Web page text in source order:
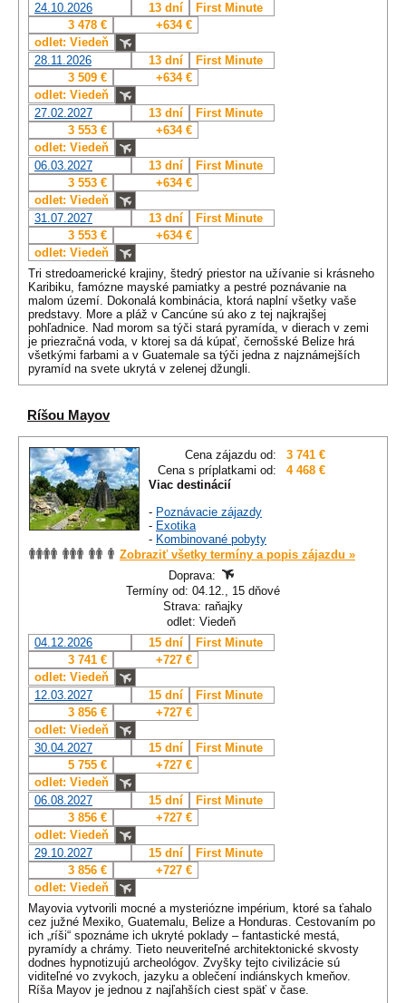
24.10.2026
13 dní
First Minute
3 478 €
+634 €
odlet: Viedeň
28.11.2026
13 dní
First Minute
3 509 €
+634 €
odlet: Viedeň
27.02.2027
13 dní
First Minute
3 553 €
+634 €
odlet: Viedeň
06.03.2027
13 dní
First Minute
3 553 €
+634 €
odlet: Viedeň
31.07.2027
13 dní
First Minute
3 553 €
+634 €
odlet: Viedeň
Tri stredoamerické krajiny, štedrý priestor na užívanie si krásneho
Karibiku, famózne mayské pamiatky a pestré poznávanie na
malom území. Dokonalá kombinácia, ktorá naplní všetky vaše
predstavy. More a pláž v Cancúne sú ako z tej najkrajšej
pohľadnice. Nad morom sa týči stará pyramída, v dierach v zemi
je priezračná voda, v ktorej sa dá kúpať, černošské Belize hrá
všetkými farbami a v Guatemale sa týči jedna z najznámejších
pyramíd na svete ukrytá v zelenej džungli.
Ríšou Mayov
Cena zájazdu od:
3 741 €
Cena s príplatkami od:
4 468 €
Viac destinácií
- Poznávacie zájazdy
- Exotika
- Kombinované pobyty
Zobraziť všetky termíny a popis zájazdu »
Doprava:
Termíny od: 04.12., 15 dňové
Strava: raňajky
odlet: Viedeň
04.12.2026
15 dní
First Minute
3 741 €
+727 €
odlet: Viedeň
12.03.2027
15 dní
First Minute
3 856 €
+727 €
odlet: Viedeň
30.04.2027
15 dní
First Minute
5 755 €
+727 €
odlet: Viedeň
06.08.2027
15 dní
First Minute
3 856 €
+727 €
odlet: Viedeň
29.10.2027
15 dní
First Minute
3 856 €
+727 €
odlet: Viedeň
Mayovia vytvorili mocné a mysteriózne impérium, ktoré sa ťahalo
cez južné Mexiko, Guatemalu, Belize a Honduras. Cestovaním po
ich „ríši“ spoznáme ich ukryté poklady – fantastické mestá,
pyramídy a chrámy. Tieto neuveriteľné architektonické skvosty
dodnes hypnotizujú archeológov. Zvyšky tejto civilizácie sú
viditeľné vo zvykoch, jazyku a oblečení indiánskych kmeňov.
Ríša Mayov je jednou z najľahších ciest späť v čase.